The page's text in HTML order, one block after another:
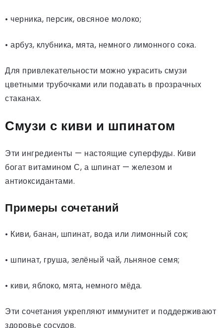
• черника, персик, овсяное молоко;
• арбуз, клубника, мята, немного лимонного сока.
Для привлекательности можно украсить смузи
цветными трубочками или подавать в прозрачных
стаканах.
Смузи с киви и шпинатом
Эти ингредиенты — настоящие суперфуды. Киви
богат витамином С, а шпинат — железом и
антиоксидантами.
Примеры сочетаний
• Киви, банан, шпинат, вода или лимонный сок;
• шпинат, груша, зелёный чай, льняное семя;
• киви, яблоко, мята, немного мёда.
Эти сочетания укрепляют иммунитет и поддерживают
здоровье сосудов.